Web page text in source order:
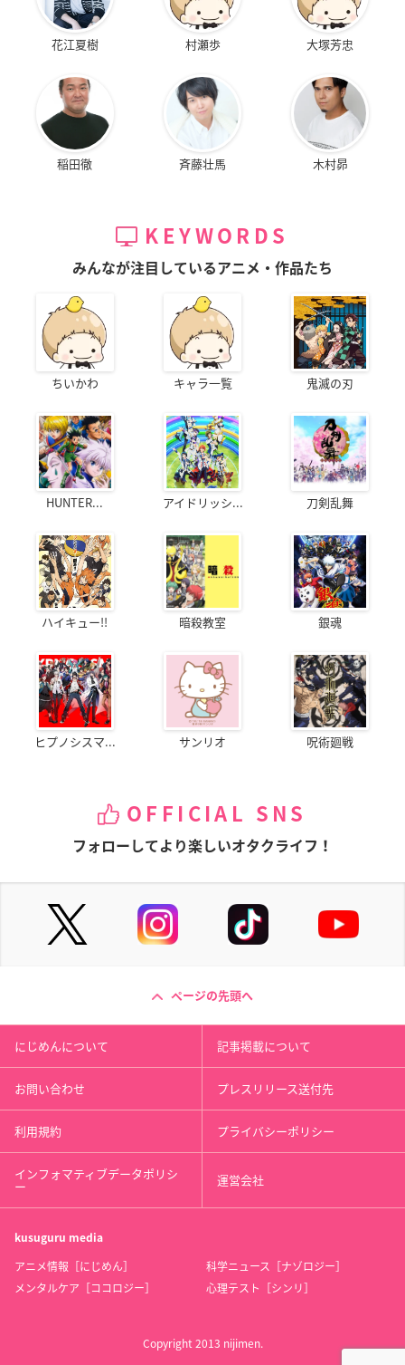
花江夏樹 村瀬歩 大塚芳忠
稲田徹 斉藤壮馬 木村昴
KEYWORDS
みんなが注目しているアニメ・作品たち
ちいかわ キャラ一覧 鬼滅の刃
HUNTER... アイドリッシ... 刀剣乱舞
ハイキュー!! 暗殺教室 銀魂
ヒプノシスマ... サンリオ 呪術廻戦
OFFICIAL SNS
フォローしてより楽しいオタクライフ！
ページの先頭へ
にじめんについて 記事掲載について
お問い合わせ プレスリリース送付先
利用規約 プライバシーポリシー
インフォマティブデータポリシ
ー 運営会社
kusuguru media
アニメ情報［にじめん］
科学ニュース［ナゾロジー］
メンタルケア［ココロジー］
心理テスト［シンリ］
Copyright 2013 nijimen.